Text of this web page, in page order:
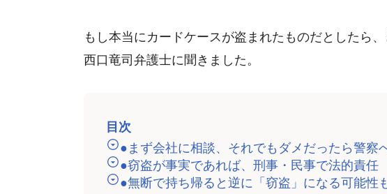
もし本当にカードケースが盗まれたものだとしたら
西口竜司弁護士に聞きました。
目次
●まず会社に相談、それでもダメだったら警察
●窃盗が事実であれば、刑事・民事で法的責任
●無断で持ち帰ると逆に「窃盗」になる可能性